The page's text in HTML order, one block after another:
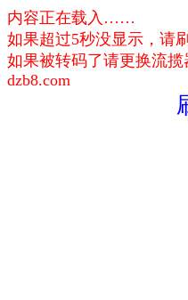
内容正在载入……
如果超过5秒没显示，请
如果被转码了请更换流揽
dzb8.com